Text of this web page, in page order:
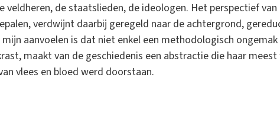
veldheren, de staatslieden, de ideologen. Het perspectief
verdwijnt daarbij geregeld naar de achtergrond,
aanvoelen is dat niet enkel een methodologisch
maakt van de geschiedenis een abstractie die haar
vlees en bloed werd doorstaan.